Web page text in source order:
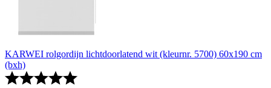
KARWEI rolgordijn lichtdoorlatend wit (kleurnr. 5700) 60x190 cm
(bxh)